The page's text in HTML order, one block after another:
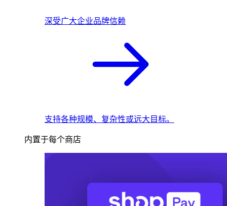
深受广大企业品牌信赖
支持各种规模、复杂性或远大目标。
内置于每个商店